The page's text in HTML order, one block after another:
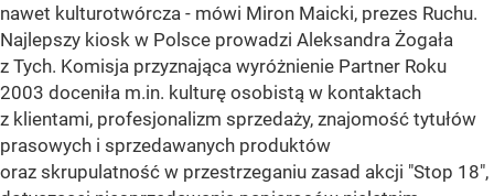
nawet kulturotwórcza - mówi Miron Maicki, prezes Ruchu.
Najlepszy kiosk w Polsce prowadzi Aleksandra Żogała
z Tych. Komisja przyznająca wyróżnienie Partner Roku
2003 doceniła m.in. kulturę osobistą w kontaktach
z klientami, profesjonalizm sprzedaży, znajomość tytułów
prasowych i sprzedawanych produktów
oraz skrupulatność w przestrzeganiu zasad akcji "Stop 18",